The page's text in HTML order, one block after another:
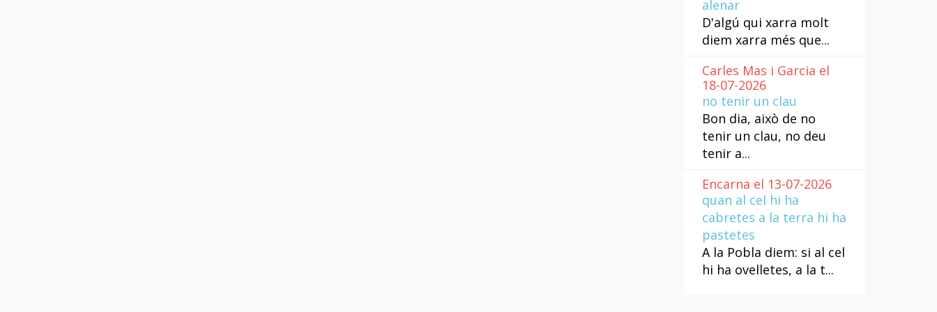
alenar
D'algú qui xarra molt
diem xarra més que...
Carles Mas i Garcia el
18-07-2026
no tenir un clau
Bon dia, això de no
tenir un clau, no deu
tenir a...
Encarna el 13-07-2026
quan al cel hi ha
cabretes a la terra hi ha
pastetes
A la Pobla diem: si al cel
hi ha ovelletes, a la t...